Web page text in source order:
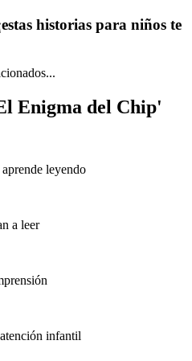
historias para niños te
Enigma del Chip'
leyendo
a leer
infantil